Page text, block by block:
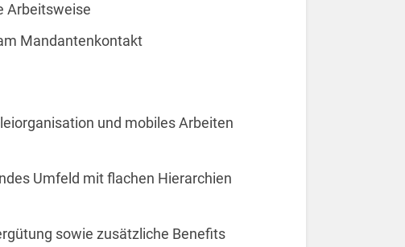
Arbeitsweise
Mandantenkontakt
und mobiles Arbeiten
Umfeld mit flachen Hierarchien
sowie zusätzliche Benefits